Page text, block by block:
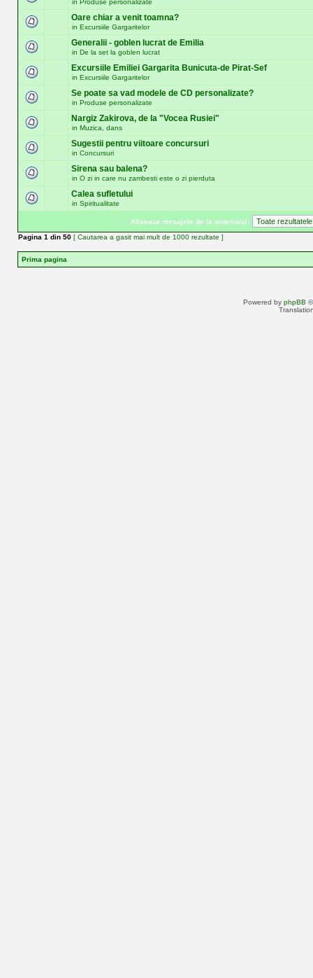
in Produse personalizate
Oare chiar a venit toamna?
in Excursiile Gargaritelor
Generalii - goblen lucrat de Emilia
in De la set la goblen lucrat
Excursiile Emiliei Gargarita Bunicuta-de Pirat-Sef
in Excursiile Gargaritelor
Se poate sa vad modele de CD personalizate?
in Produse personalizate
Nargiz Zakirova, de la "Vocea Rusiei"
in Muzica, dans
Sugestii pentru viitoare concursuri
in Concursuri
Sirena sau balena?
in O zi in care nu zambesti este o zi pierduta
Calea sufletului
in Spiritualitate
Afiseaza mesajele de la anteriorul:
Pagina 1 din 50 [ Cautarea a gasit mai mult de 1000 rezultate ]
Prima pagina
Powered by phpBB